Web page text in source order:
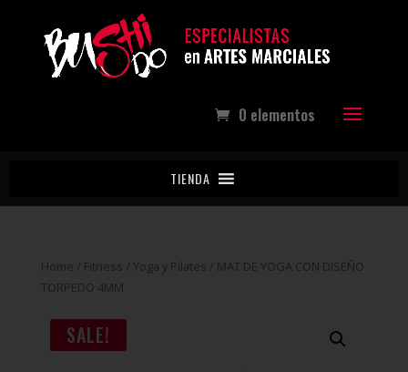
0 elementos
TIENDA
Home / Fitness / Yoga y Pilates / MAT DE YOGA CON DISEÑO
TORPEDO 4MM
SALE!